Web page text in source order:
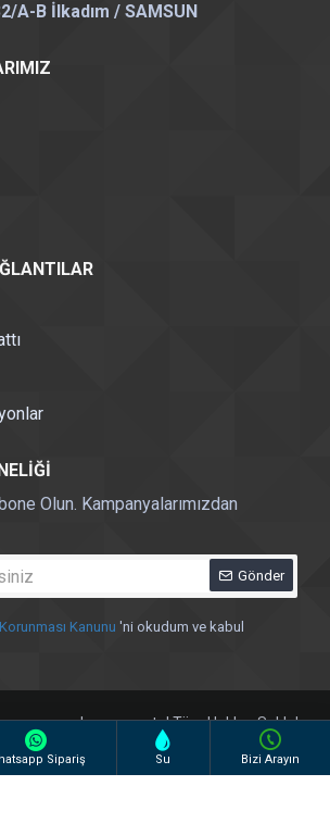
A-B İlkadım / SAMSUN
Olun. Kampanyalarımızdan
Gönder
Kanunu 'ni okudum ve kabul
pazarlama.com.tr | Tüm Hakları Saklıdır
Sipariş Su Bizi Arayın